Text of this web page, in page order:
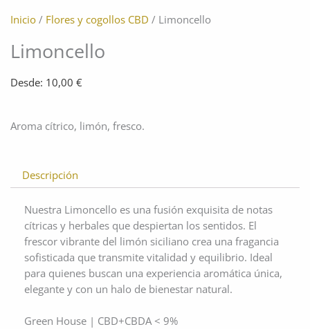
Inicio/ Flores y cogollos CBD / Limoncello
Limoncello
Desde: 10,00 €
Aroma cítrico, limón, fresco.
Descripción
Nuestra Limoncello es una fusión exquisita de notas
cítricas y herbales que despiertan los sentidos. El
frescor vibrante del limón siciliano crea una fragancia
sofisticada que transmite vitalidad y equilibrio. Ideal
para quienes buscan una experiencia aromática única,
elegante y con un halo de bienestar natural.
Green House | CBD+CBDA < 9%